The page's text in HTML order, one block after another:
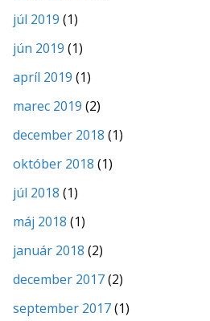
júl 2019 (1)
jún 2019 (1)
apríl 2019 (1)
marec 2019 (2)
december 2018 (1)
október 2018 (1)
júl 2018 (1)
máj 2018 (1)
január 2018 (2)
december 2017(2)
september 2017(1)